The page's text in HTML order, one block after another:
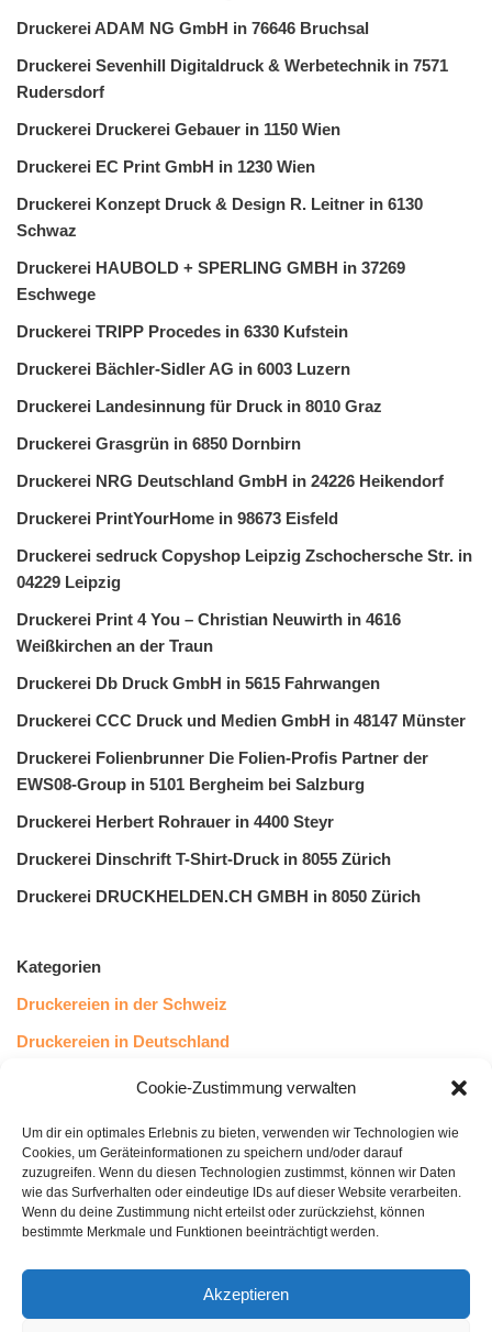
Cookie-Zustimmung verwalten
Um dir ein optimales Erlebnis zu bieten, verwenden wir Technologien wie
Cookies, um Geräteinformationen zu speichern und/oder darauf
zuzugreifen. Wenn du diesen Technologien zustimmst, können wir Daten
wie das Surfverhalten oder eindeutige IDs auf dieser Website verarbeiten.
Wenn du deine Zustimmung nicht erteilst oder zurückziehst, können
bestimmte Merkmale und Funktionen beeinträchtigt werden.
Akzeptieren
Druckerei ADAM NG GmbH in 76646 Bruchsal
Druckerei Sevenhill Digitaldruck & Werbetechnik in 7571
Rudersdorf
Druckerei Druckerei Gebauer in 1150 Wien
Druckerei EC Print GmbH in 1230 Wien
Druckerei Konzept Druck & Design R. Leitner in 6130
Schwaz
Druckerei HAUBOLD + SPERLING GMBH in 37269
Eschwege
Druckerei TRIPP Procedes in 6330 Kufstein
Druckerei Bächler-Sidler AG in 6003 Luzern
Druckerei Landesinnung für Druck in 8010 Graz
Druckerei Grasgrün in 6850 Dornbirn
Druckerei NRG Deutschland GmbH in 24226 Heikendorf
Druckerei PrintYourHome in 98673 Eisfeld
Druckerei sedruck Copyshop Leipzig Zschochersche Str. in
04229 Leipzig
Druckerei Print 4 You – Christian Neuwirth in 4616
Weißkirchen an der Traun
Druckerei Db Druck GmbH in 5615 Fahrwangen
Druckerei CCC Druck und Medien GmbH in 48147 Münster
Druckerei Folienbrunner Die Folien-Profis Partner der
EWS08-Group in 5101 Bergheim bei Salzburg
Druckerei Herbert Rohrauer in 4400 Steyr
Druckerei Dinschrift T-Shirt-Druck in 8055 Zürich
Druckerei DRUCKHELDEN.CH GMBH in 8050 Zürich
Kategorien
Druckereien in der Schweiz
Druckereien in Deutschland
Druckereien in Österreich
Kundenstimmen